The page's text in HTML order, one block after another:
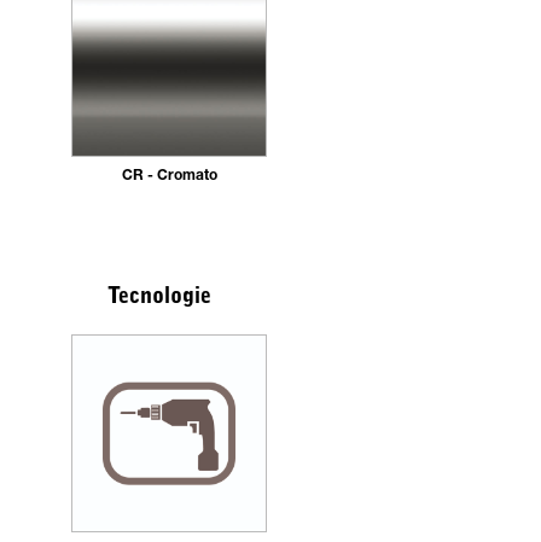
CR - Cromato
Tecnologie